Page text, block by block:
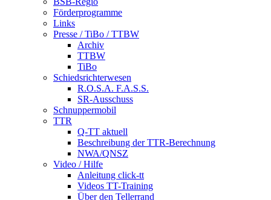
Förderprogramme
Links
Presse / TiBo / TTBW
Archiv
TTBW
TiBo
Schiedsrichterwesen
R.O.S.A. F.A.S.S.
SR-Ausschuss
Schnuppermobil
TTR
Q-TT aktuell
Beschreibung der TTR-Berechnung
NWA/QNSZ
Video / Hilfe
Anleitung click-tt
Videos TT-Training
Über den Tellerrand